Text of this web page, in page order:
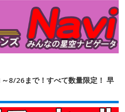
8/26まで！すべて数量限定！ 早